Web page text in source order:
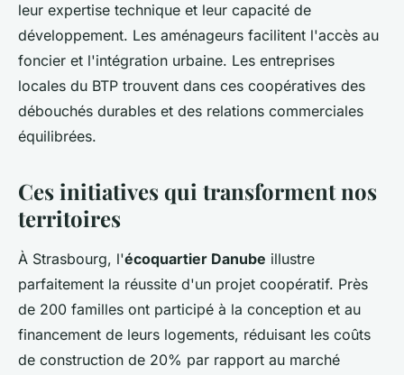
leur expertise technique et leur capacité de
développement. Les aménageurs facilitent l'accès au
foncier et l'intégration urbaine. Les entreprises
locales du BTP trouvent dans ces coopératives des
débouchés durables et des relations commerciales
équilibrées.
Ces initiatives qui transforment nos
territoires
À Strasbourg, l'écoquartier Danube illustre
parfaitement la réussite d'un projet coopératif. Près
de 200 familles ont participé à la conception et au
financement de leurs logements, réduisant les coûts
de construction de 20% par rapport au marché